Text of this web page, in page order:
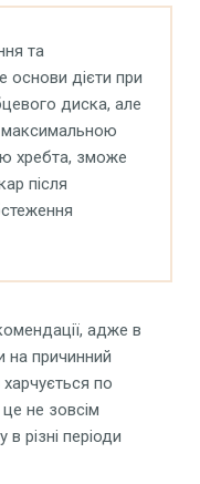
та
основи дієти при
диска, але
максимальною
хребта, зможе
після
адже в
на причинний
по
не зовсім
різні періоди